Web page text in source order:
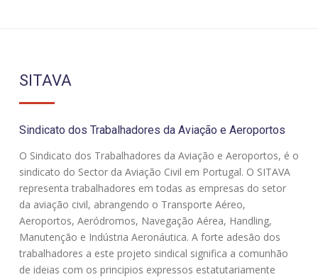
SITAVA
Sindicato dos Trabalhadores da Aviação e Aeroportos
O Sindicato dos Trabalhadores da Aviação e Aeroportos, é o
sindicato do Sector da Aviação Civil em Portugal. O SITAVA
representa trabalhadores em todas as empresas do setor
da aviação civil, abrangendo o Transporte Aéreo,
Aeroportos, Aeródromos, Navegação Aérea, Handling,
Manutenção e Indústria Aeronáutica. A forte adesão dos
trabalhadores a este projeto sindical significa a comunhão
de ideias com os principios expressos estatutariamente